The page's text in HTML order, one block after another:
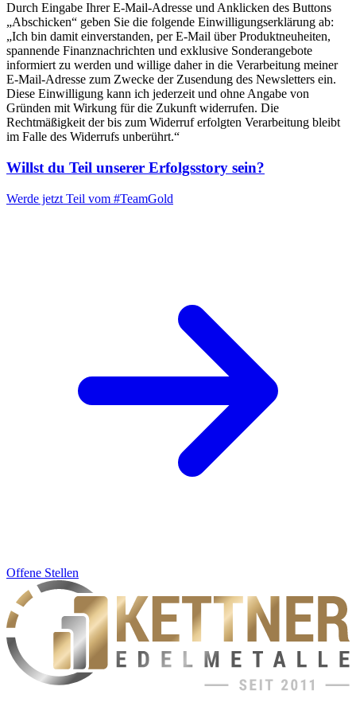
Durch Eingabe Ihrer E-Mail-Adresse und Anklicken des Buttons
„Abschicken“ geben Sie die folgende Einwilligungserklärung ab:
„Ich bin damit einverstanden, per E-Mail über Produktneuheiten,
spannende Finanznachrichten und exklusive Sonderangebote
informiert zu werden und willige daher in die Verarbeitung meiner
E-Mail-Adresse zum Zwecke der Zusendung des Newsletters ein.
Diese Einwilligung kann ich jederzeit und ohne Angabe von
Gründen mit Wirkung für die Zukunft widerrufen. Die
Rechtmäßigkeit der bis zum Widerruf erfolgten Verarbeitung bleibt
im Falle des Widerrufs unberührt.“
Willst du Teil unserer Erfolgsstory sein?
Werde jetzt Teil vom #TeamGold
Offene Stellen